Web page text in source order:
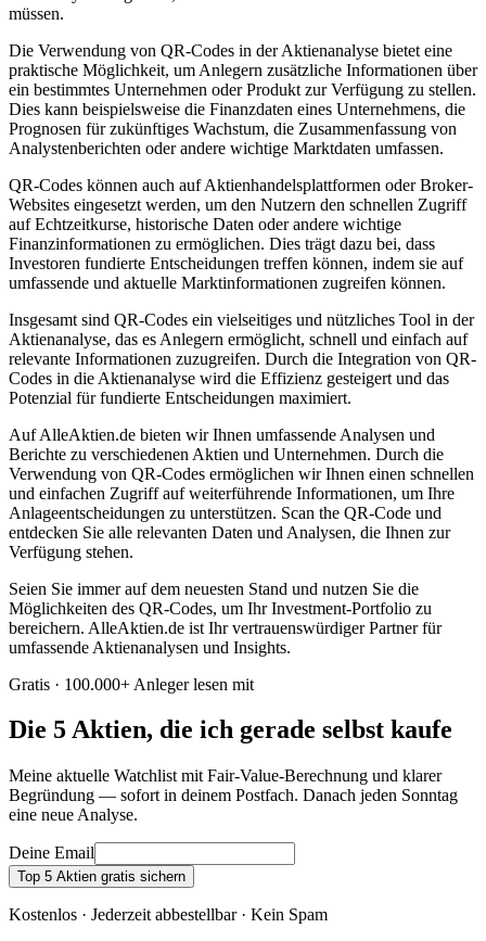
müssen.
Die Verwendung von QR-Codes in der Aktienanalyse bietet eine
praktische Möglichkeit, um Anlegern zusätzliche Informationen über
ein bestimmtes Unternehmen oder Produkt zur Verfügung zu stellen.
Dies kann beispielsweise die Finanzdaten eines Unternehmens, die
Prognosen für zukünftiges Wachstum, die Zusammenfassung von
Analystenberichten oder andere wichtige Marktdaten umfassen.
QR-Codes können auch auf Aktienhandelsplattformen oder Broker-
Websites eingesetzt werden, um den Nutzern den schnellen Zugriff
auf Echtzeitkurse, historische Daten oder andere wichtige
Finanzinformationen zu ermöglichen. Dies trägt dazu bei, dass
Investoren fundierte Entscheidungen treffen können, indem sie auf
umfassende und aktuelle Marktinformationen zugreifen können.
Insgesamt sind QR-Codes ein vielseitiges und nützliches Tool in der
Aktienanalyse, das es Anlegern ermöglicht, schnell und einfach auf
relevante Informationen zuzugreifen. Durch die Integration von QR-
Codes in die Aktienanalyse wird die Effizienz gesteigert und das
Potenzial für fundierte Entscheidungen maximiert.
Auf AlleAktien.de bieten wir Ihnen umfassende Analysen und
Berichte zu verschiedenen Aktien und Unternehmen. Durch die
Verwendung von QR-Codes ermöglichen wir Ihnen einen schnellen
und einfachen Zugriff auf weiterführende Informationen, um Ihre
Anlageentscheidungen zu unterstützen. Scan the QR-Code und
entdecken Sie alle relevanten Daten und Analysen, die Ihnen zur
Verfügung stehen.
Seien Sie immer auf dem neuesten Stand und nutzen Sie die
Möglichkeiten des QR-Codes, um Ihr Investment-Portfolio zu
bereichern. AlleAktien.de ist Ihr vertrauenswürdiger Partner für
umfassende Aktienanalysen und Insights.
Gratis · 100.000+ Anleger lesen mit
Die 5 Aktien, die ich gerade selbst kaufe
Meine aktuelle Watchlist mit Fair-Value-Berechnung und klarer
Begründung — sofort in deinem Postfach. Danach jeden Sonntag
eine neue Analyse.
Deine Email
Top 5 Aktien gratis sichern
Kostenlos · Jederzeit abbestellbar · Kein Spam